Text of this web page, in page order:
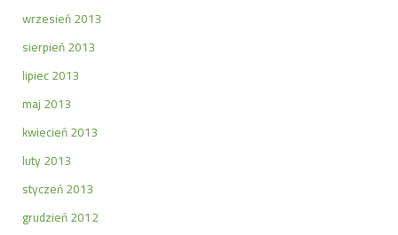
wrzesień 2013
sierpień 2013
lipiec 2013
maj 2013
kwiecień 2013
luty 2013
styczeń 2013
grudzień 2012